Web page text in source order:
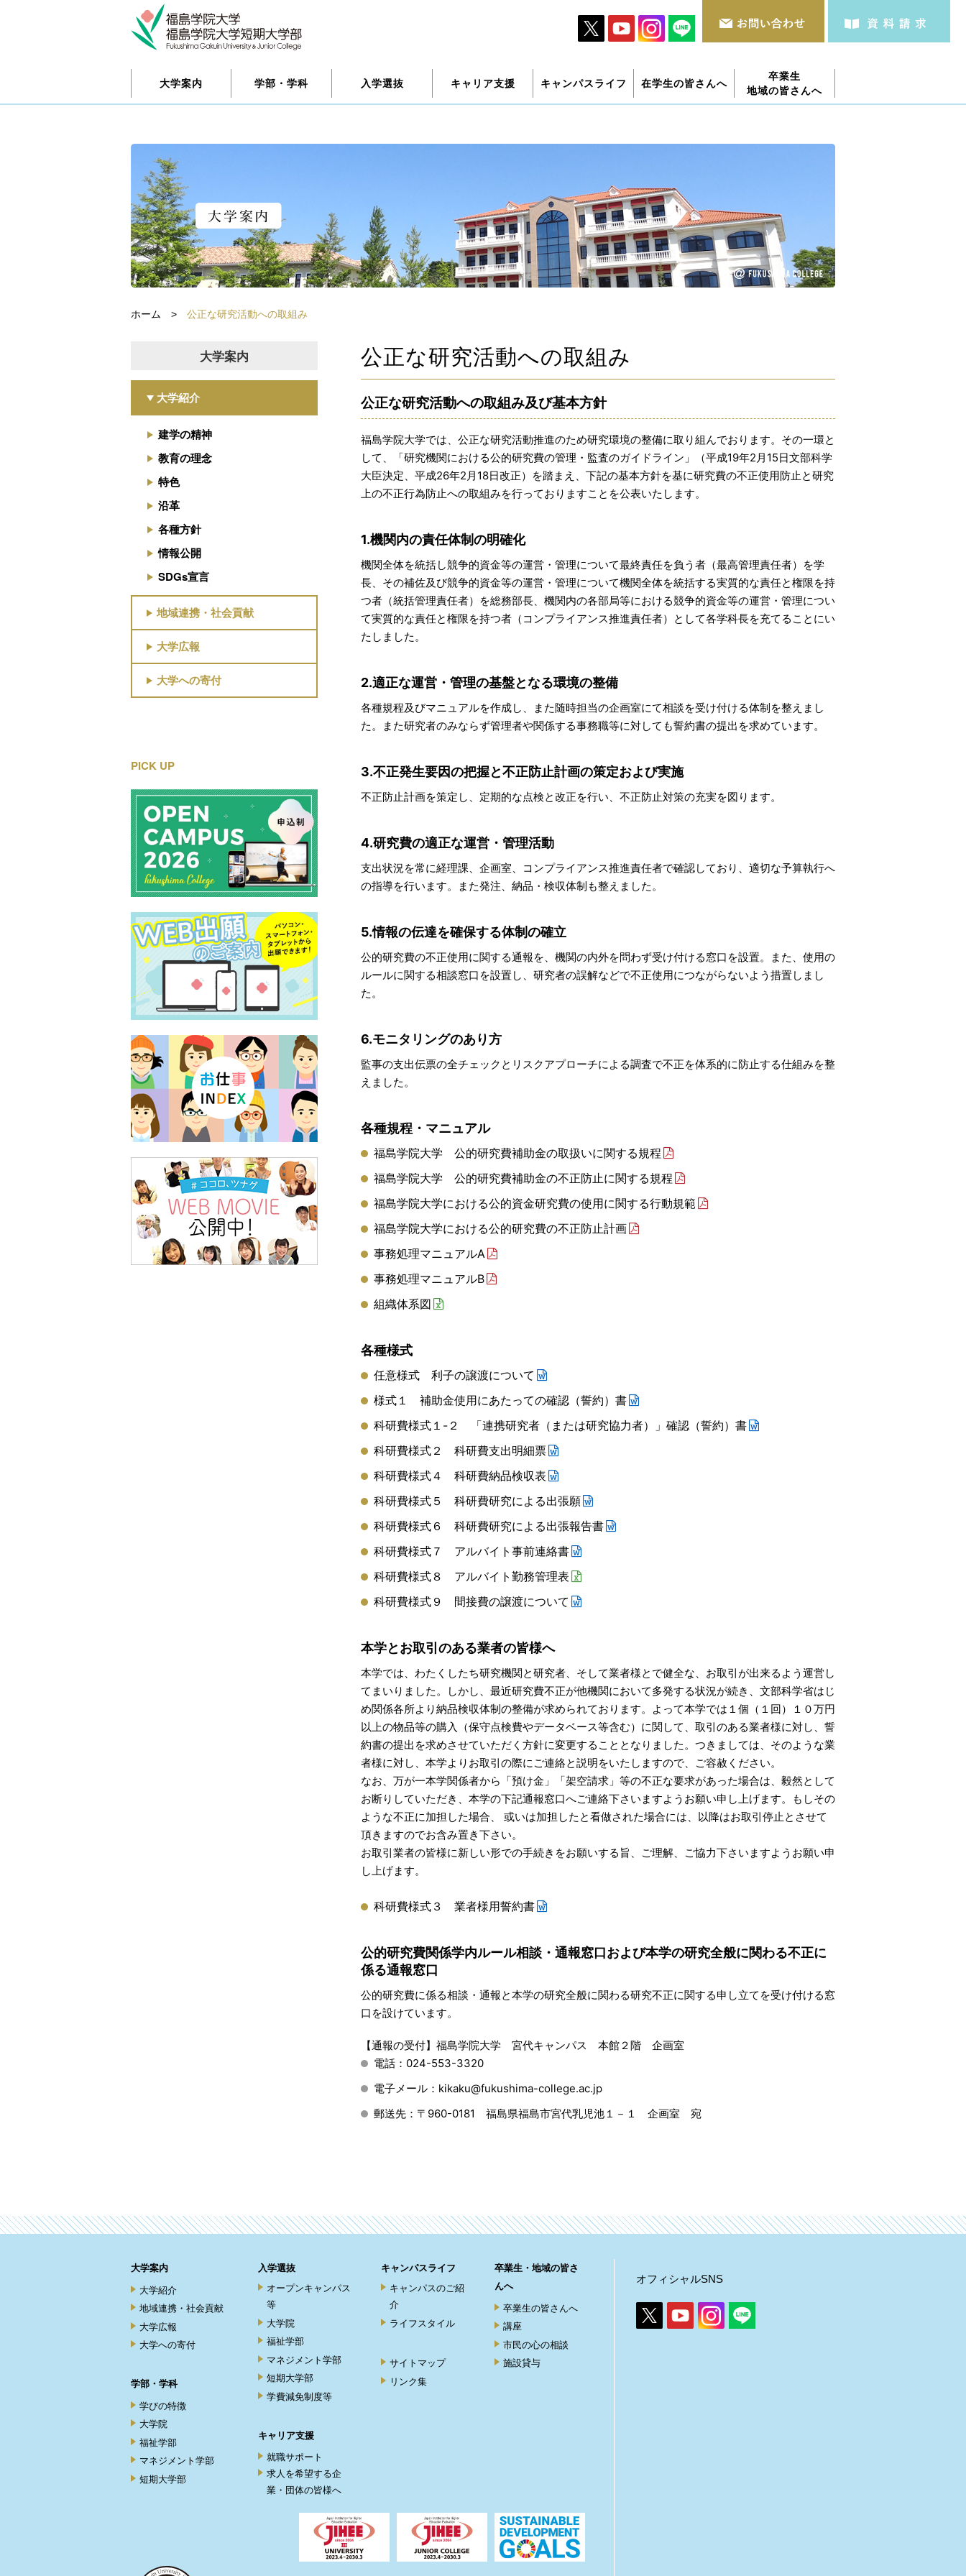
大学案内 学部・学科 入学選抜 キャリア支援 キャンパスライフ 在学生の皆さんへ
卒業生
地域の皆さんへ
ホーム > 公正な研究活動への取組み
大学案内
大学紹介
建学の精神
教育の理念
特色
沿革
各種方針
情報公開
SDGs宣言
地域連携・社会貢献
大学広報
大学への寄付
PICK UP
公正な研究活動への取組み
公正な研究活動への取組み及び基本方針
福島学院大学では、公正な研究活動推進のため研究環境の整備に取り組んでおります。その一環と
して、「研究機関における公的研究費の管理・監査のガイドライン」（平成19年2月15日文部科学
大臣決定、平成26年2月18日改正）を踏まえ、下記の基本方針を基に研究費の不正使用防止と研究
上の不正行為防止への取組みを行っておりますことを公表いたします。
1.機関内の責任体制の明確化
機関全体を統括し競争的資金等の運営・管理について最終責任を負う者（最高管理責任者）を学
長、その補佐及び競争的資金等の運営・管理について機関全体を統括する実質的な責任と権限を持
つ者（統括管理責任者）を総務部長、機関内の各部局等における競争的資金等の運営・管理につい
て実質的な責任と権限を持つ者（コンプライアンス推進責任者）として各学科長を充てることにい
たしました。
2.適正な運営・管理の基盤となる環境の整備
各種規程及びマニュアルを作成し、また随時担当の企画室にて相談を受け付ける体制を整えまし
た。また研究者のみならず管理者や関係する事務職等に対しても誓約書の提出を求めています。
3.不正発生要因の把握と不正防止計画の策定および実施
不正防止計画を策定し、定期的な点検と改正を行い、不正防止対策の充実を図ります。
4.研究費の適正な運営・管理活動
支出状況を常に経理課、企画室、コンプライアンス推進責任者で確認しており、適切な予算執行へ
の指導を行います。また発注、納品・検収体制も整えました。
5.情報の伝達を確保する体制の確立
公的研究費の不正使用に関する通報を、機関の内外を問わず受け付ける窓口を設置。また、使用の
ルールに関する相談窓口を設置し、研究者の誤解などで不正使用につながらないよう措置しまし
た。
6.モニタリングのあり方
監事の支出伝票の全チェックとリスクアプローチによる調査で不正を体系的に防止する仕組みを整
えました。
各種規程・マニュアル
福島学院大学 公的研究費補助金の取扱いに関する規程
福島学院大学 公的研究費補助金の不正防止に関する規程
福島学院大学における公的資金研究費の使用に関する行動規範
福島学院大学における公的研究費の不正防止計画
事務処理マニュアルA
事務処理マニュアルB
組織体系図
各種様式
任意様式 利子の譲渡について
様式１ 補助金使用にあたっての確認（誓約）書
科研費様式１-２ 「連携研究者（または研究協力者）」確認（誓約）書
科研費様式２ 科研費支出明細票
科研費様式４ 科研費納品検収表
科研費様式５ 科研費研究による出張願
科研費様式６ 科研費研究による出張報告書
科研費様式７ アルバイト事前連絡書
科研費様式８ アルバイト勤務管理表
科研費様式９ 間接費の譲渡について
本学とお取引のある業者の皆様へ
本学では、わたくしたち研究機関と研究者、そして業者様とで健全な、お取引が出来るよう運営し
てまいりました。しかし、最近研究費不正が他機関において多発する状況が続き、文部科学省はじ
め関係各所より納品検収体制の整備が求められております。よって本学では１個（１回）１０万円
以上の物品等の購入（保守点検費やデータベース等含む）に関して、取引のある業者様に対し、誓
約書の提出を求めさせていただく方針に変更することとなりました。つきましては、そのような業
者様に対し、本学よりお取引の際にご連絡と説明をいたしますので、ご容赦ください。
なお、万が一本学関係者から「預け金」「架空請求」等の不正な要求があった場合は、毅然として
お断りしていただき、本学の下記通報窓口へご連絡下さいますようお願い申し上げます。もしその
ような不正に加担した場合、 或いは加担したと看做された場合には、以降はお取引停止とさせて
頂きますのでお含み置き下さい。
お取引業者の皆様に新しい形での手続きをお願いする旨、ご理解、ご協力下さいますようお願い申
し上げます。
科研費様式３ 業者様用誓約書
公的研究費関係学内ルール相談・通報窓口および本学の研究全般に関わる不正に
係る通報窓口
公的研究費に係る相談・通報と本学の研究全般に関わる研究不正に関する申し立てを受け付ける窓
口を設けています。
【通報の受付】福島学院大学 宮代キャンパス 本館２階 企画室
電話：024-553-3320
電子メール：kikaku@fukushima-college.ac.jp
郵送先：〒960-0181 福島県福島市宮代乳児池１－１ 企画室 宛
大学案内
大学紹介
地域連携・社会貢献
大学広報
大学への寄付
学部・学科
学びの特徴
大学院
福祉学部
マネジメント学部
短期大学部
入学選抜
オープンキャンパス
等
大学院
福祉学部
マネジメント学部
短期大学部
学費減免制度等
キャリア支援
就職サポート
求人を希望する企
業・団体の皆様へ
キャンパスライフ
キャンパスのご紹
介
ライフスタイル
サイトマップ
リンク集
卒業生・地域の皆さ
んへ
卒業生の皆さんへ
講座
市民の心の相談
施設貸与
オフィシャルSNS